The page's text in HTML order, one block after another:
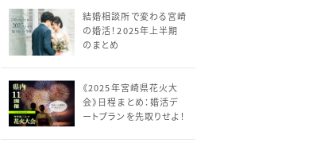
結婚相談所で変わる宮崎
の婚活！2025年上半期
のまとめ
《2025年宮崎県花火大
会》日程まとめ：婚活デ
ートプランを先取りせよ！